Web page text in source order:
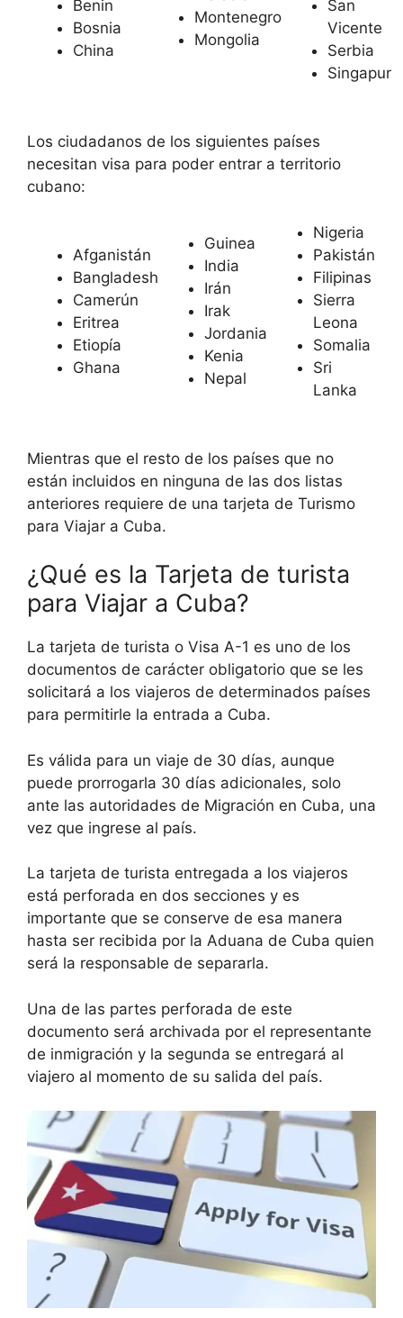
Benin
Bosnia
China
Montenegro
Mongolia
San
Vicente
Serbia
Singapur
Los ciudadanos de los siguientes países
necesitan visa para poder entrar a territorio
cubano:
Afganistán
Bangladesh
Camerún
Eritrea
Etiopía
Ghana
Guinea
India
Irán
Irak
Jordania
Kenia
Nepal
Nigeria
Pakistán
Filipinas
Sierra
Leona
Somalia
Sri
Lanka
Mientras que el resto de los países que no
están incluidos en ninguna de las dos listas
anteriores requiere de una tarjeta de Turismo
para Viajar a Cuba.
¿Qué es la Tarjeta de turista
para Viajar a Cuba?
La tarjeta de turista o Visa A-1 es uno de los
documentos de carácter obligatorio que se les
solicitará a los viajeros de determinados países
para permitirle la entrada a Cuba.
Es válida para un viaje de 30 días, aunque
puede prorrogarla 30 días adicionales, solo
ante las autoridades de Migración en Cuba, una
vez que ingrese al país.
La tarjeta de turista entregada a los viajeros
está perforada en dos secciones y es
importante que se conserve de esa manera
hasta ser recibida por la Aduana de Cuba quien
será la responsable de separarla.
Una de las partes perforada de este
documento será archivada por el representante
de inmigración y la segunda se entregará al
viajero al momento de su salida del país.